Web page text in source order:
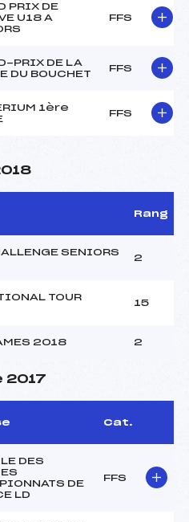
PRIX DE
U18 A
FFS
PRIX DE LA
DU BOUCHET
FFS
1ère
FFS
Rang
SENIORS
2
TOUR
15
2018 2
2017
Cat.
DES
DE
LD
FFS